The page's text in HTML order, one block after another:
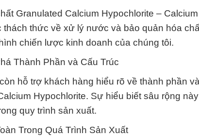
Granulated Calcium Hypochlorite –
thách thức về xử lý nước và bảo quản hóa
chiến lược kinh doanh của chúng tôi.
Thành Phần và Cấu Trúc
hỗ trợ khách hàng hiểu rõ về thành phần
Hypochlorite. Sự hiểu biết sâu rộng
quy trình sản xuất.
Trong Quá Trình Sản Xuất